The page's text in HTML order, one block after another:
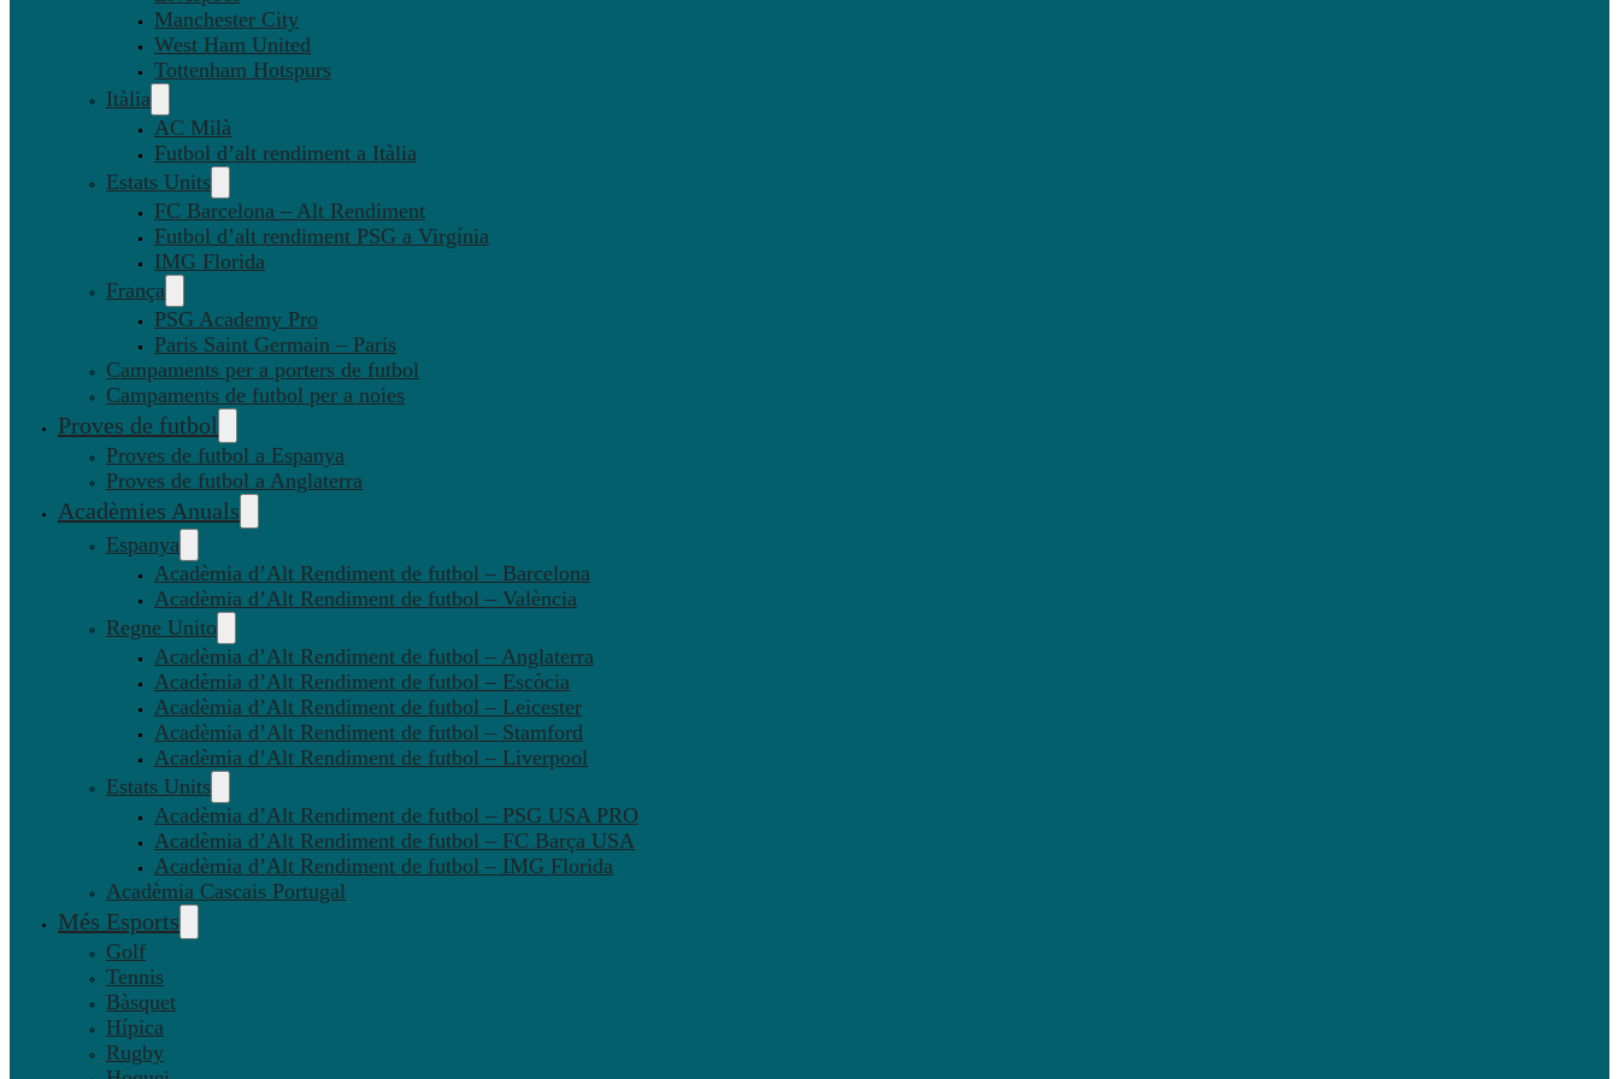
Manchester City
West Ham United
Tottenham Hotspurs
Itàlia
AC Milà
Futbol d’alt rendiment a Itàlia
Estats Units
FC Barcelona – Alt Rendiment
Futbol d’alt rendiment PSG a Virgínia
IMG Florida
França
PSG Academy Pro
Paris Saint Germain – Paris
Campaments per a porters de futbol
Campaments de futbol per a noies
Proves de futbol
Proves de futbol a Espanya
Proves de futbol a Anglaterra
Acadèmies Anuals
Espanya
Acadèmia d’Alt Rendiment de futbol – Barcelona
Acadèmia d’Alt Rendiment de futbol – València
Regne Unito
Acadèmia d’Alt Rendiment de futbol – Anglaterra
Acadèmia d’Alt Rendiment de futbol – Escòcia
Acadèmia d’Alt Rendiment de futbol – Leicester
Acadèmia d’Alt Rendiment de futbol – Stamford
Acadèmia d’Alt Rendiment de futbol – Liverpool
Estats Units
Acadèmia d’Alt Rendiment de futbol – PSG USA PRO
Acadèmia d’Alt Rendiment de futbol – FC Barça USA
Acadèmia d’Alt Rendiment de futbol – IMG Florida
Acadèmia Cascais Portugal
Més Esports
Golf
Tennis
Bàsquet
Hípica
Rugby